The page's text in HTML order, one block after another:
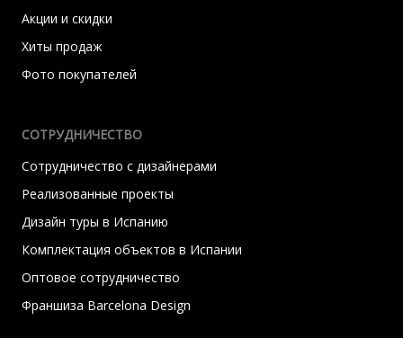
Акции и скидки
Хиты продаж
Фото покупателей
СОТРУДНИЧЕСТВО
Сотрудничество с дизайнерами
Реализованные проекты
Дизайн туры в Испанию
Комплектация объектов в Испании
Оптовое сотрудничество
Франшиза Barcelona Design